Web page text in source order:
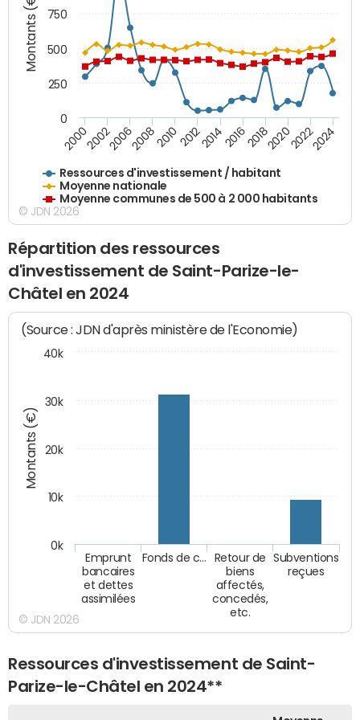
Montants (€)
Ressources d'investissement / habitant
Moyenne nationale
Moyenne communes de 500 à 2 000 habitants
200020022006200820102012201420162018202020222024
0
250
500
750
© JDN 2026
Répartition des ressources
d'investissement de Saint-Parize-le-
Châtel en 2024
Montants (€)
(Source : JDN d'après ministère de l'Economie)
Emprunt
bancaires
et dettes
assimilées
Fonds de c…
Retour de
biens
affectés,
concedés,
etc.
Subventions
reçues
0k
10k
20k
30k
40k
© JDN 2026
Ressources d'investissement de Saint-
Parize-le-Châtel en 2024**